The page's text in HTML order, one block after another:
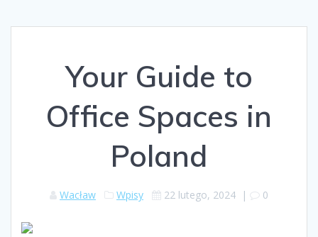
Your Guide to
Office Spaces in
Poland
Wacław Wpisy 22 lutego, 2024 | 0